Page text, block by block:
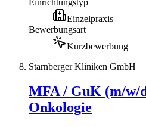
Einzelpraxis
Bewerbungsart
Kurzbewerbung
Starnberger Kliniken GmbH
MFA / GuK (m/w/
Onkologie